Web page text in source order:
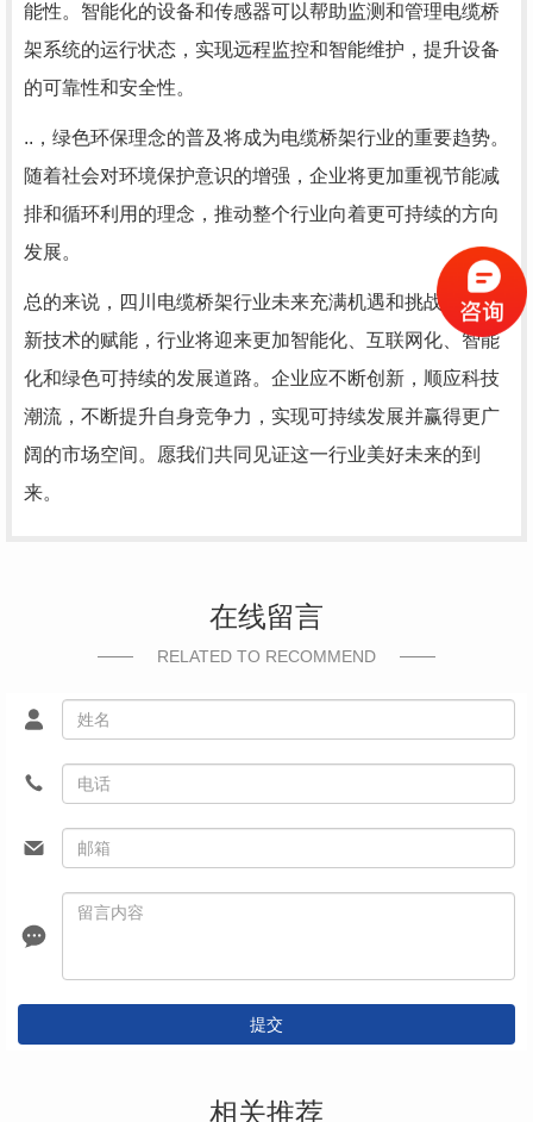
能性。智能化的设备和传感器可以帮助监测和管理电缆桥
架系统的运行状态，实现远程监控和智能维护，提升设备
的可靠性和安全性。
..，绿色环保理念的普及将成为电缆桥架行业的重要趋势。
随着社会对环境保护意识的增强，企业将更加重视节能减
排和循环利用的理念，推动整个行业向着更可持续的方向
发展。
总的来说，四川电缆桥架行业未来充满机遇和挑战。借助
新技术的赋能，行业将迎来更加智能化、互联网化、智能
化和绿色可持续的发展道路。企业应不断创新，顺应科技
潮流，不断提升自身竞争力，实现可持续发展并赢得更广
阔的市场空间。愿我们共同见证这一行业美好未来的到
来。
在线留言
RELATED TO RECOMMEND
提交
相关推荐